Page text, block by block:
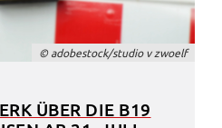
© adobe­stock/studio v zwoelf
ÜBER DIE B19